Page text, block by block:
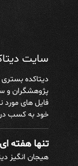
سایت
دیتاکده بستری
پژوهشگران و
فایل های مورد
خود به کسب
تنها هفته ای
هیجان انگیز